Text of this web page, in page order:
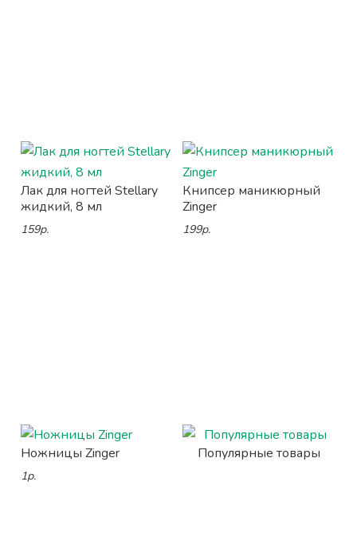
Лак для ногтей Stellary
жидкий, 8 мл
159р.
Книпсер маникюрный
Zinger
199р.
Ножницы Zinger
1р.
Популярные товары